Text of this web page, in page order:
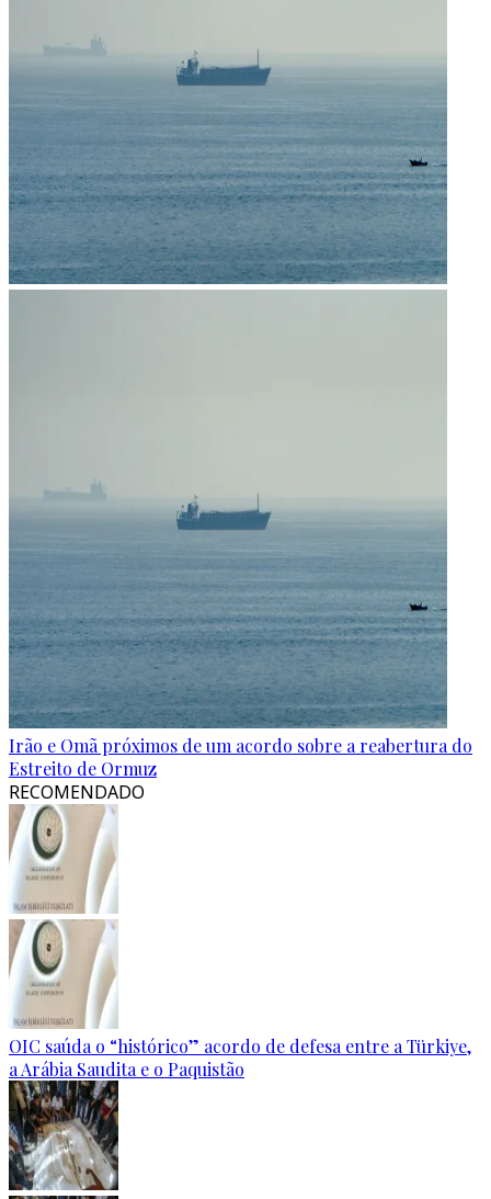
Irão e Omã próximos de um acordo sobre a reabertura do
Estreito de Ormuz
RECOMENDADO
OIC saúda o “histórico” acordo de defesa entre a Türkiye,
a Arábia Saudita e o Paquistão